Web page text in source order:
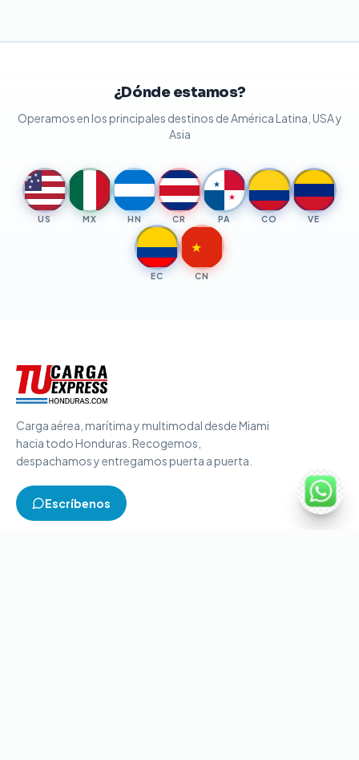
¿Dónde estamos?
Operamos en los principales destinos de América Latina, USA y
Asia
★ ★
★ ★
★
US MX HN CR
★
★
PA CO VE
EC
★
CN
Carga aérea, marítima y multimodal desde Miami
hacia todo Honduras. Recogemos,
despachamos y entregamos puerta a puerta.
Escríbenos